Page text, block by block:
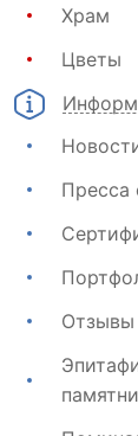
Храм
Цветы
Пресса
Отзывы